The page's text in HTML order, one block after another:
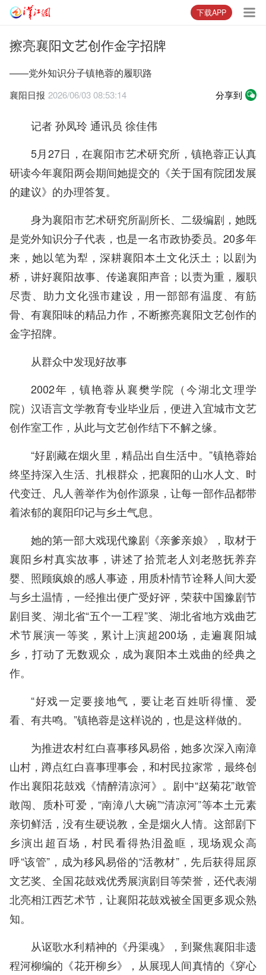
下载APP
擦亮襄阳文艺创作金字招牌
——党外知识分子镇艳蓉的履职路
襄阳日报 2026/06/03 08:53:14 分享到
记者 孙凤玲 通讯员 徐佳伟
5月27日，在襄阳市艺术研究所，镇艳蓉正认真
研读今年襄阳两会期间她提交的《关于国有院团发展
的建议》的办理答复。
身为襄阳市艺术研究所副所长、二级编剧，她既
是党外知识分子代表，也是一名市政协委员。20多年
来，她以笔为犁，深耕襄阳本土文化沃土；以剧为
桥，讲好襄阳故事、传递襄阳声音；以责为重，履职
尽责、助力文化强市建设，用一部部有温度、有筋
骨、有襄阳味的精品力作，不断擦亮襄阳文艺创作的
金字招牌。
从群众中发现好故事
2002年，镇艳蓉从襄樊学院（今湖北文理学
院）汉语言文学教育专业毕业后，便进入宜城市文艺
创作室工作，从此与文艺创作结下不解之缘。
“好剧藏在烟火里，精品出自生活中。”镇艳蓉始
终坚持深入生活、扎根群众，把襄阳的山水人文、时
代变迁、凡人善举作为创作源泉，让每一部作品都带
着浓郁的襄阳印记与乡土气息。
她的第一部大戏现代豫剧《亲爹亲娘》，取材于
襄阳乡村真实故事，讲述了拾荒老人刘老憨抚养弃
婴、照顾疯娘的感人事迹，用质朴情节诠释人间大爱
与乡土温情，一经推出便广受好评，荣获中国豫剧节
剧目奖、湖北省“五个一工程”奖、湖北省地方戏曲艺
术节展演一等奖，累计上演超200场，走遍襄阳城
乡，打动了无数观众，成为襄阳本土戏曲的经典之
作。
“好戏一定要接地气，要让老百姓听得懂、爱
看、有共鸣。”镇艳蓉是这样说的，也是这样做的。
为推进农村红白喜事移风易俗，她多次深入南漳
山村，蹲点红白喜事理事会，和村民拉家常，最终创
作出襄阳花鼓戏《情醉清凉河》。剧中“赵菊花”敢管
敢闯、质朴可爱，“南漳八大碗”“清凉河”等本土元素
亲切鲜活，没有生硬说教，全是烟火人情。这部剧下
乡演出超百场，村民看得热泪盈眶，现场观众高
呼“该管”，成为移风易俗的“活教材”，先后获得屈原
文艺奖、全国花鼓戏优秀展演剧目等荣誉，还代表湖
北亮相江西艺术节，让襄阳花鼓戏被全国更多观众熟
知。
从讴歌水利精神的《丹渠魂》，到聚焦襄阳非遗
程河柳编的《花开柳乡》，从展现人间真情的《穿心